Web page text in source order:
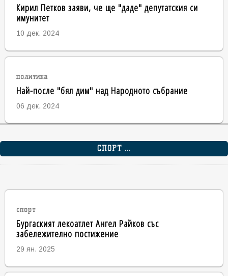
Кирил Петков заяви, че ще "даде" депутатския си
имунитет
10 дек. 2024
политика
Най-после "бял дим" над Народното събрание
06 дек. 2024
СПОРТ ...
спорт
Бургаският лекоатлет Ангел Райков със
забележително постижение
29 ян. 2025